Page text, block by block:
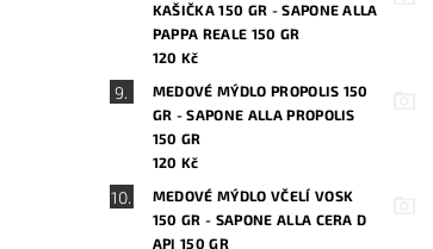
KAŠIČKA 150 GR - SAPONE ALLA
PAPPA REALE 150 GR
120 Kč
MEDOVÉ MÝDLO PROPOLIS 150
GR - SAPONE ALLA PROPOLIS
150 GR
120 Kč
MEDOVÉ MÝDLO VČELÍ VOSK
150 GR - SAPONE ALLA CERA D
API 150 GR